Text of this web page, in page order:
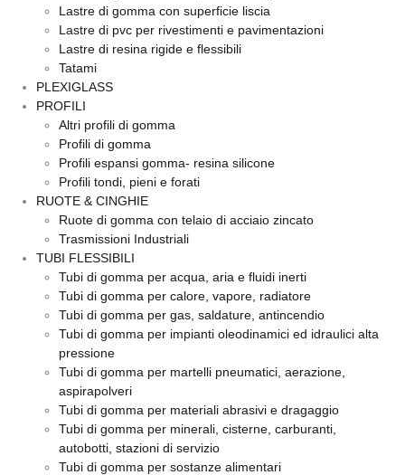
Lastre di gomma con superficie liscia
Lastre di pvc per rivestimenti e pavimentazioni
Lastre di resina rigide e flessibili
Tatami
PLEXIGLASS
PROFILI
Altri profili di gomma
Profili di gomma
Profili espansi gomma- resina silicone
Profili tondi, pieni e forati
RUOTE & CINGHIE
Ruote di gomma con telaio di acciaio zincato
Trasmissioni Industriali
TUBI FLESSIBILI
Tubi di gomma per acqua, aria e fluidi inerti
Tubi di gomma per calore, vapore, radiatore
Tubi di gomma per gas, saldature, antincendio
Tubi di gomma per impianti oleodinamici ed idraulici alta
pressione
Tubi di gomma per martelli pneumatici, aerazione,
aspirapolveri
Tubi di gomma per materiali abrasivi e dragaggio
Tubi di gomma per minerali, cisterne, carburanti,
autobotti, stazioni di servizio
Tubi di gomma per sostanze alimentari